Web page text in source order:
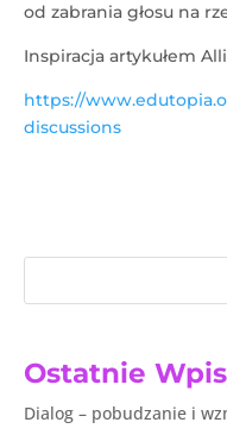
od zabrania głosu na
Inspiracja artykułem
https://
discussions
Ostatnie
Dialog – pobudzanie i